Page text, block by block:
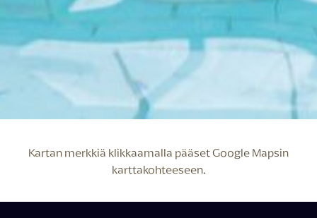
Kartan merkkiä klikkaamalla pääset Google Mapsin
karttakohteeseen.